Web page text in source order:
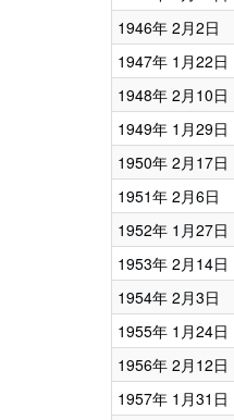
1946年 2月2日
1947年 1月22日
1948年 2月10日
1949年 1月29日
1950年 2月17日
1951年 2月6日
1952年 1月27日
1953年 2月14日
1954年 2月3日
1955年 1月24日
1956年 2月12日
1957年 1月31日